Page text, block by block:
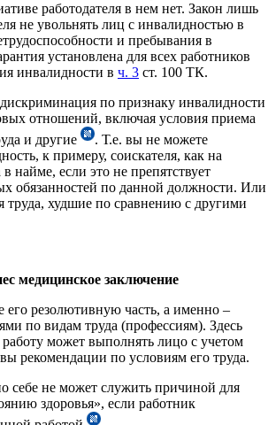
работодателя в нем нет. Закон лишь
не увольнять лиц с инвалидностью в
и пребывания в
установлена для всех работников
инвалидности в ч. 3 ст. 100 ТК.
по признаку инвалидности
отношений, включая условия приема
и другие
. Т.е. вы не можете
к примеру, соискателя, как на
найме, если это не препятствует
обязанностей по данной должности. Или
труда, худшие по сравнению с другими
медицинское заключение
его резолютивную часть, а именно –
по видам труда (профессиям). Здесь
работу может выполнять лицо с учетом
рекомендации по условиям его труда.
себе не может служить причиной для
здоровья», если работник